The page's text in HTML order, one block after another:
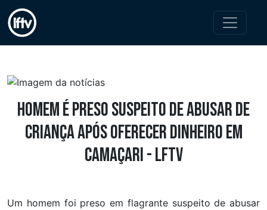
Homem é preso suspeito de abusar de
criança após oferecer dinheiro em
Camaçari - LFTV
Um homem foi preso em flagrante suspeito de abusar